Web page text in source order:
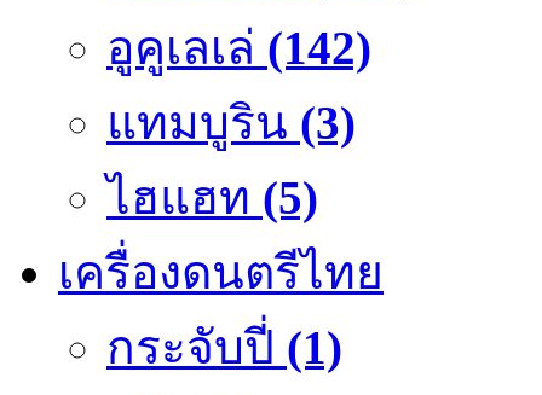
อูคูเลเล่ (142)
แทมบูริน (3)
ไฮแฮท (5)
เครื่องดนตรีไทย
กระจับปี่ (1)